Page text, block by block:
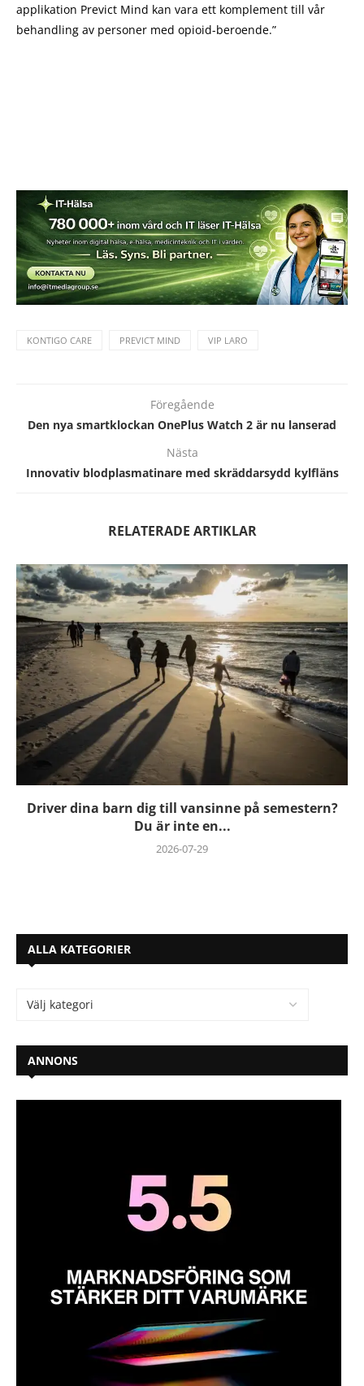
applikation Previct Mind kan vara ett komplement till vår
behandling av personer med opioid-beroende.”
KONTIGO CARE PREVICT MIND VIP LARO
Föregående
Den nya smartklockan OnePlus Watch 2 är nu lanserad
Nästa
Innovativ blodplasmatinare med skräddarsydd kylfläns
RELATERADE ARTIKLAR
Driver dina barn dig till vansinne på semestern?
Du är inte en...
2026-07-29
ALLA KATEGORIER
ANNONS